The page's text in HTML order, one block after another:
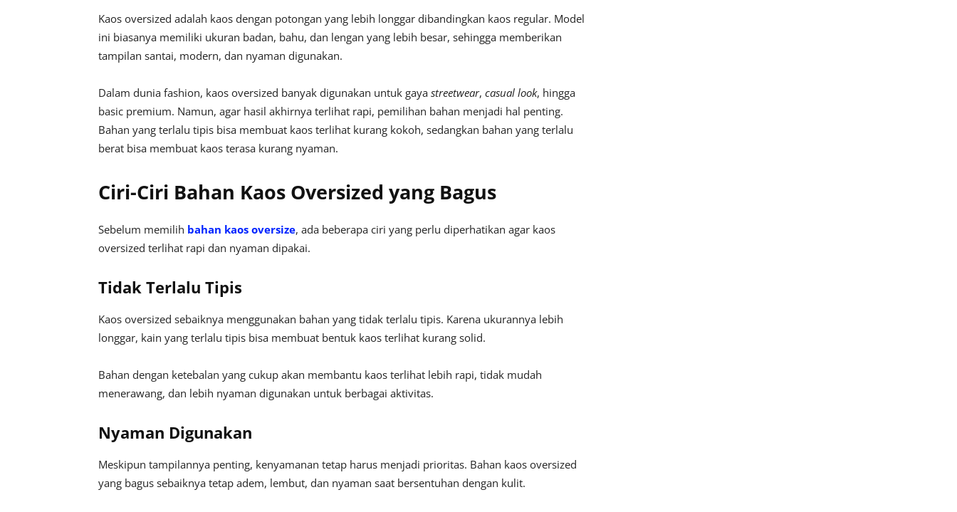
Kaos oversized adalah kaos dengan potongan yang lebih longgar dibandingkan kaos regular. Model
ini biasanya memiliki ukuran badan, bahu, dan lengan yang lebih besar, sehingga memberikan
tampilan santai, modern, dan nyaman digunakan.
Dalam dunia fashion, kaos oversized banyak digunakan untuk gaya streetwear, casual look, hingga
basic premium. Namun, agar hasil akhirnya terlihat rapi, pemilihan bahan menjadi hal penting.
Bahan yang terlalu tipis bisa membuat kaos terlihat kurang kokoh, sedangkan bahan yang terlalu
berat bisa membuat kaos terasa kurang nyaman.
Ciri-Ciri Bahan Kaos Oversized yang Bagus
Sebelum memilih bahan kaos oversize, ada beberapa ciri yang perlu diperhatikan agar kaos
oversized terlihat rapi dan nyaman dipakai.
Tidak Terlalu Tipis
Kaos oversized sebaiknya menggunakan bahan yang tidak terlalu tipis. Karena ukurannya lebih
longgar, kain yang terlalu tipis bisa membuat bentuk kaos terlihat kurang solid.
Bahan dengan ketebalan yang cukup akan membantu kaos terlihat lebih rapi, tidak mudah
menerawang, dan lebih nyaman digunakan untuk berbagai aktivitas.
Nyaman Digunakan
Meskipun tampilannya penting, kenyamanan tetap harus menjadi prioritas. Bahan kaos oversized
yang bagus sebaiknya tetap adem, lembut, dan nyaman saat bersentuhan dengan kulit.